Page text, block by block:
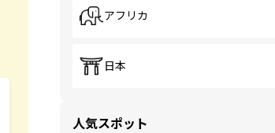
アフリカ
日本
人気スポット